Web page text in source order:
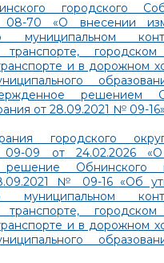
городского
70 «О внесении
муниципальном
транспорте,
и в дорожном
решением
от 28.09.2021 № 09-16»
городского
09 от 24.02.2026 «О
Обнинского
№ 09-16 «Об
муниципальном
транспорте,
и в дорожном